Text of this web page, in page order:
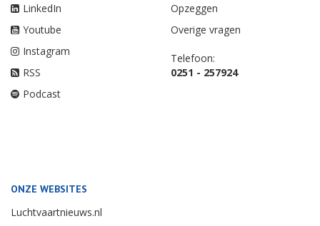
LinkedIn
Youtube
Instagram
RSS
Podcast
Opzeggen
Overige vragen
Telefoon:
0251 - 257924
ONZE WEBSITES
Luchtvaartnieuws.nl